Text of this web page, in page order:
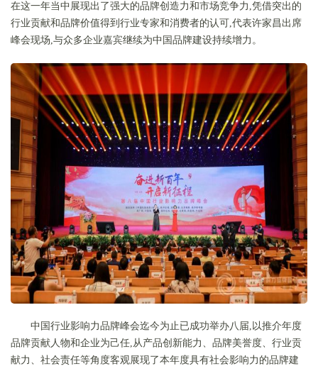
在这一年当中展现出了强大的品牌创造力和市场竞争力,凭借突出的
行业贡献和品牌价值得到行业专家和消费者的认可,代表许家昌出席
峰会现场,与众多企业嘉宾继续为中国品牌建设持续增力。
中国行业影响力品牌峰会迄今为止已成功举办八届,以推介年度
品牌贡献人物和企业为己任,从产品创新能力、品牌美誉度、行业贡
献力、社会责任等角度客观展现了本年度具有社会影响力的品牌建